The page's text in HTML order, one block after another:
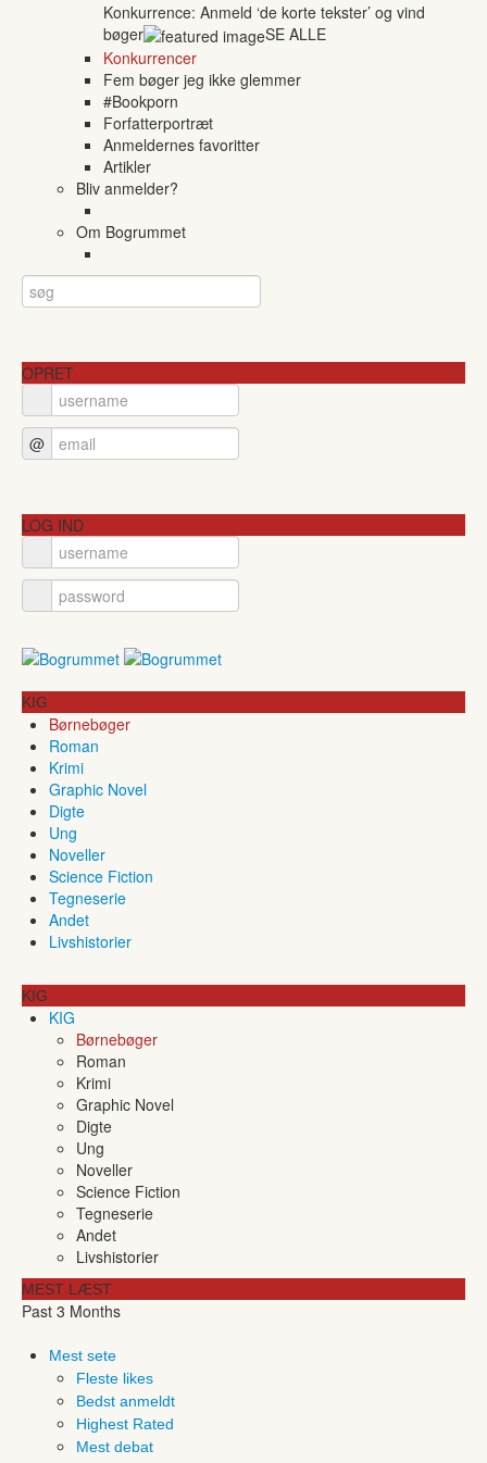
Konkurrence: Anmeld ‘de korte tekster’ og vind
bøger
SE ALLE
Konkurrencer
Fem bøger jeg ikke glemmer
#Bookporn
Forfatterportræt
Anmeldernes favoritter
Artikler
Bliv anmelder?
Om Bogrummet
OPRET
@
LOG IND
KIG
Børnebøger
Roman
Krimi
Graphic Novel
Digte
Ung
Noveller
Science Fiction
Tegneserie
Andet
Livshistorier
KIG
KIG
Børnebøger
Roman
Krimi
Graphic Novel
Digte
Ung
Noveller
Science Fiction
Tegneserie
Andet
Livshistorier
MEST LÆST
Past 3 Months
Mest sete
Fleste likes
Bedst anmeldt
Highest Rated
Mest debat